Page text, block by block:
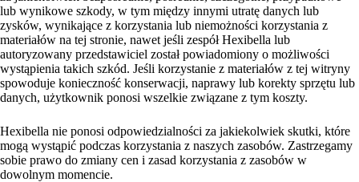
lub wynikowe szkody, w tym między innymi utratę danych lub
zysków, wynikające z korzystania lub niemożności korzystania z
materiałów na tej stronie, nawet jeśli zespół Hexibella lub
autoryzowany przedstawiciel został powiadomiony o możliwości
wystąpienia takich szkód. Jeśli korzystanie z materiałów z tej witryny
spowoduje konieczność konserwacji, naprawy lub korekty sprzętu lub
danych, użytkownik ponosi wszelkie związane z tym koszty.
Hexibella nie ponosi odpowiedzialności za jakiekolwiek skutki, które
mogą wystąpić podczas korzystania z naszych zasobów. Zastrzegamy
sobie prawo do zmiany cen i zasad korzystania z zasobów w
dowolnym momencie.